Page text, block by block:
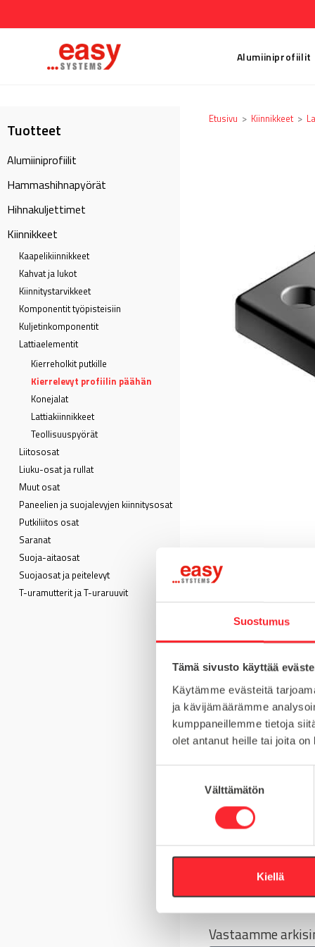
Suostumus
Tämä sivusto käyttää
Käytämme evästeitä
ja kävijämäärämme
kumppaneillemme tietoja
olet antanut heille tai joita
k
Välttämätön
Kiellä
Alumiiniprofiilit
Tuotteet
Alumiiniprofiilit
Hammashihnapyörät
Hihnakuljettimet
Kiinnikkeet
Kaapeli­kiinnikkeet
Kahvat ja lukot
Kiinnitystarvikkeet
Komponentit työpisteisiin
Kuljetin­komponentit
Lattia­elementit
Kierreholkit putkille
Kierrelevyt profiilin päähän
Konejalat
Lattiakiinnikkeet
Teollisuuspyörät
Liitososat
Liuku-osat ja rullat
Muut osat
Paneelien ja suojalevyjen kiinnitysosat
Putkiliitos osat
Saranat
Suoja-aitaosat
Suojaosat ja peitelevyt
T-uramutterit ja T-uraruuvit
Etusivu > Kiinnikkeet >
MATERIAALI
MYYNTIERÄ
KIERRE
Kysy tuotteista:
Asiakaspalvelu 8-
Tai lähetä
Vastaamme